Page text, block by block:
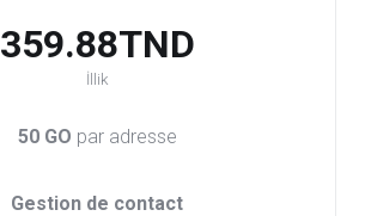
359.88TND
İllik
50 GO par adresse
Gestion de contact